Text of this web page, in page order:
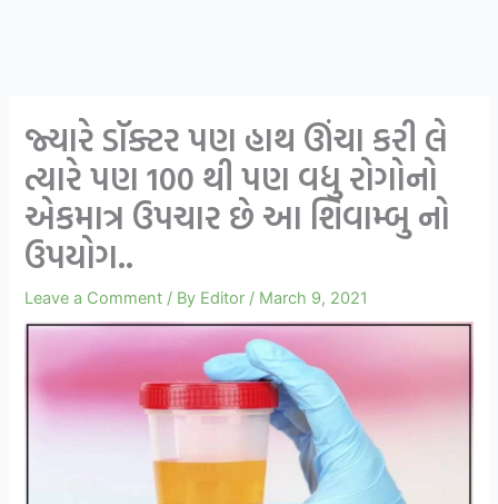
જ્યારે ડૉક્ટર પણ હાથ ઊંચા કરી લે
ત્યારે પણ 100 થી પણ વધુ રોગોનો
એકમાત્ર ઉપચાર છે આ શિવામ્બુ નો
ઉપયોગ..
Leave a Comment / By Editor / March 9, 2021